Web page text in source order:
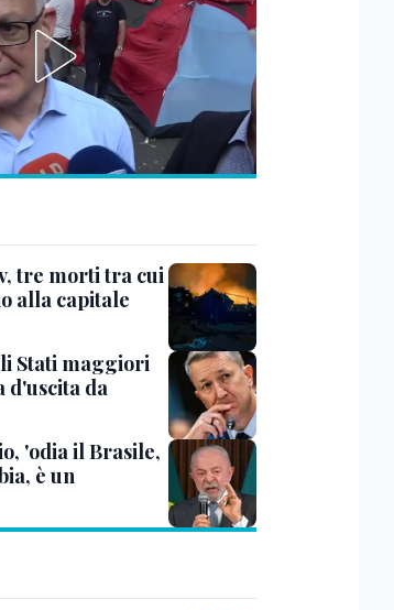
tre morti tra cui
alla capitale
Stati maggiori
d'uscita da
'odia il Brasile,
è un